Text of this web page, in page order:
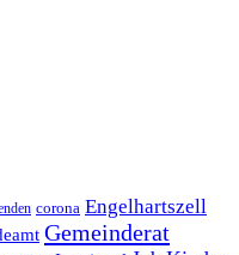
corona Engelhartszell
Gemeinderat